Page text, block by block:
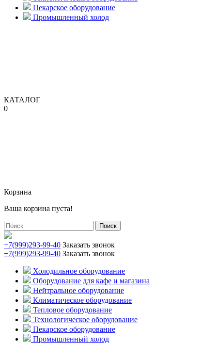
Пекарское оборудование
Промышленный холод
КАТАЛОГ
0
Корзина
Ваша корзина пуста!
Поиск
+7(999)293-99-40 Заказать звонок
+7(999)293-99-40 Заказать звонок
Холодильное оборудование
Оборудование для кафе и магазина
Нейтральное оборудование
Климатическое оборудование
Тепловое оборудование
Технологическое оборудование
Пекарское оборудование
Промышленный холод